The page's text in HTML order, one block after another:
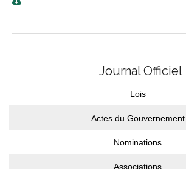
Journal Officiel
Lois
Actes du Gouvernement
Nominations
Associations